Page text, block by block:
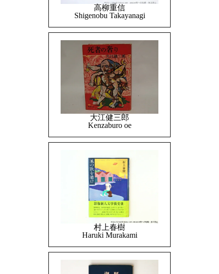
高柳重信
Shigenobu Takayanagi
大江健三郎
Kenzaburo oe
村上春樹
Haruki Murakami